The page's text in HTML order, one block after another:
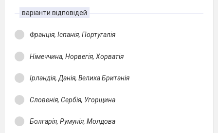
варіанти відповідей
Франція, Іспанія, Португалія
Німеччина, Норвегія, Хорватія
Ірландія, Данія, Велика Британія
Словенія, Сербія, Угорщина
Болгарія, Румунія, Молдова